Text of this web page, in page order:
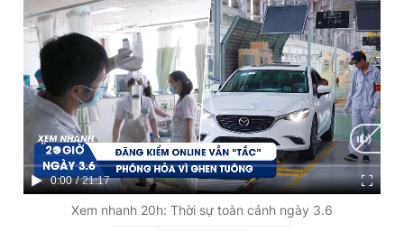
C
0:00 / D
u
21:17
Xem nhanh 20h: Thời sự toàn cảnh ngày 3.6